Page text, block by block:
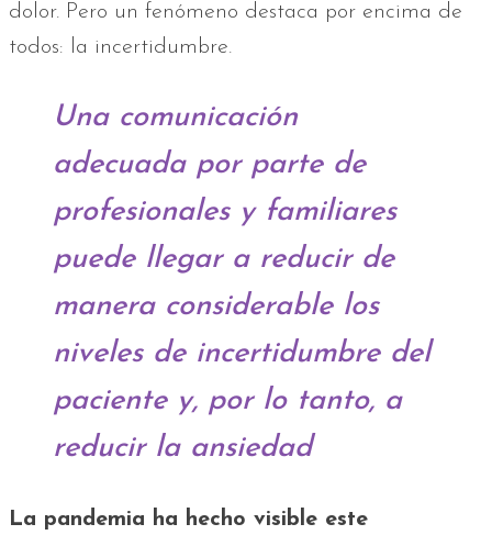
dolor. Pero un fenómeno destaca por encima de
todos: la incertidumbre.
Una comunicación
adecuada por parte de
profesionales y familiares
puede llegar a reducir de
manera considerable los
niveles de incertidumbre del
paciente y, por lo tanto, a
reducir la ansiedad
La pandemia ha hecho visible este